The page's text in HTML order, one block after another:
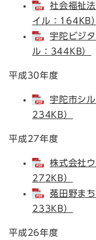
社会福祉
イル：164KB）
宇陀ビジ
ル：344KB）
平成30年度
宇陀市シ
234KB）
平成27年度
株式会社
272KB）
菟田野ま
233KB）
平成26年度